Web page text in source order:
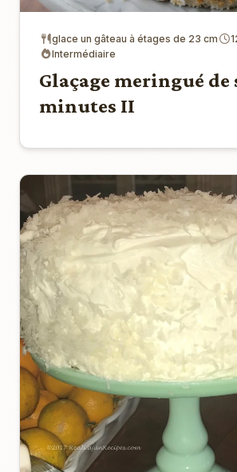
glace un gâteau à étages de 23 cm
Intermédiaire
Glaçage meringué de
minutes II